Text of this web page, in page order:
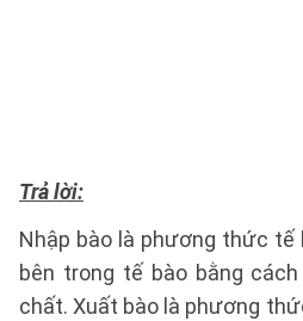
Trả lời:
Nhập bào là phương thức
bên trong tế bào bằng
chất. Xuất bào là phương